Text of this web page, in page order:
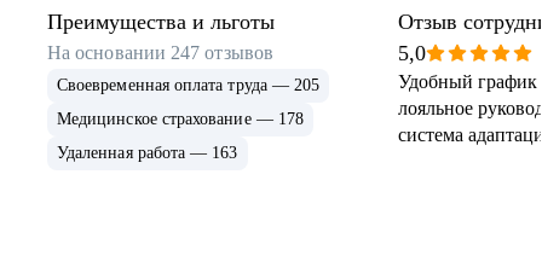
Преимущества и льготы
На основании 247 отзывов
Своевременная оплата труда — 205
Медицинское страхование — 178
Удаленная работа — 163
Отзыв
5,0
Удобный график
лояльное
система